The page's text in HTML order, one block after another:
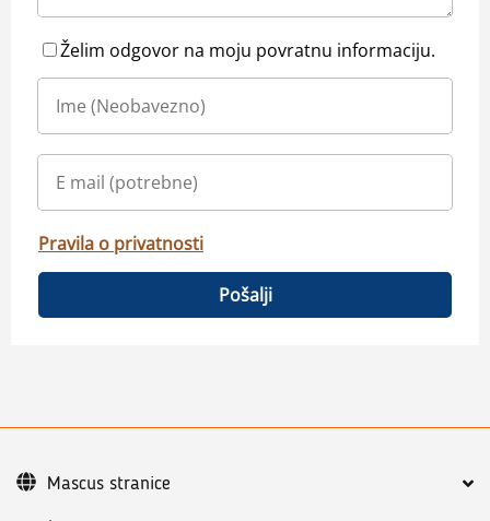
Želim odgovor na moju povratnu informaciju.
Pravila o privatnosti
Pošalji
Mascus stranice